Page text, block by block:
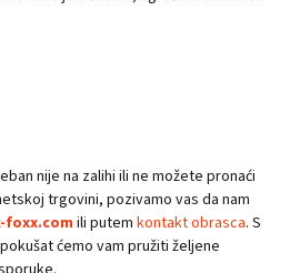
nije na zalihi ili ne možete pronaći
trgovini, pozivamo vas da nam
foxx.com ili putem kontakt obrasca. S
ćemo vam pružiti željene